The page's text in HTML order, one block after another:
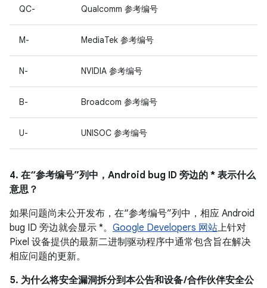
QC- Qualcomm 参考编号
M- MediaTek 参考编号
N- NVIDIA 参考编号
B- Broadcom 参考编号
U- UNISOC 参考编号
4. 在“参考编号”列中，Android bug ID 旁边的 * 表示什么
意思？
如果问题尚未公开发布，在“参考编号”列中，相应 Android
bug ID 旁边就会显示 *。 Google Developers 网站上针对
Pixel 设备提供的最新二进制驱动程序中通常包含旨在解决
相应问题的更新。
5. 为什么将安全漏洞拆分到本公告和设备 /合作伙伴安全公